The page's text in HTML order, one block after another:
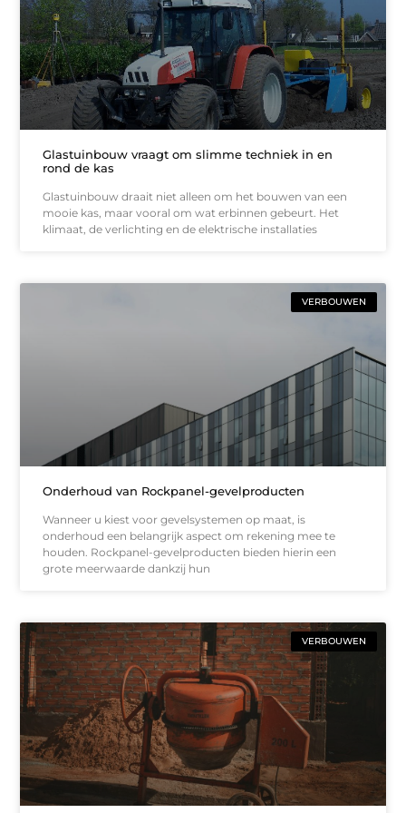
Glastuinbouw vraagt om slimme techniek in en
rond de kas
Glastuinbouw draait niet alleen om het bouwen van een
mooie kas, maar vooral om wat erbinnen gebeurt. Het
klimaat, de verlichting en de elektrische installaties
VERBOUWEN
Onderhoud van Rockpanel-gevelproducten
Wanneer u kiest voor gevelsystemen op maat, is
onderhoud een belangrijk aspect om rekening mee te
houden. Rockpanel-gevelproducten bieden hierin een
grote meerwaarde dankzij hun
VERBOUWEN